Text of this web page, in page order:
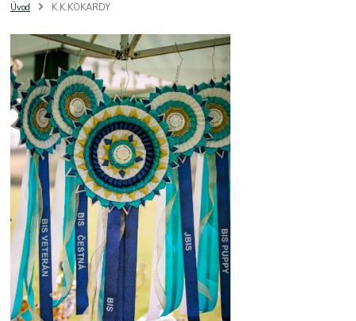
Úvod K.K.KOKARDY